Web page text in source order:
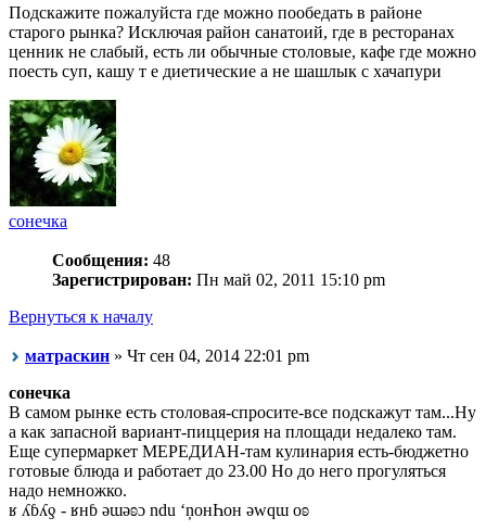
Подскажите пожалуйста где можно пообедать в районе
старого рынка? Исключая район санатоий, где в ресторанах
ценник не слабый, есть ли обычные столовые, кафе где можно
поесть суп, кашу т е диетические а не шашлык с хачапури
сонечка
Сообщения: 48
Зарегистрирован: Пн май 02, 2011 15:10 pm
Вернуться к началу
матраскин » Чт сен 04, 2014 22:01 pm
сонечка
В самом рынке есть столовая-спросите-все подскажут там...Ну
а как запасной вариант-пиццерия на площади недалеко там.
Еще супермаркет МЕРЕДИАН-там кулинария есть-бюджетно
готовые блюда и работает до 23.00 Но до него прогуляться
надо немножко.
ʁ ʎɓʎƍ - ʁнɓ ǝɯǝʚɔ ndu ‘ņонҺон ǝwqɯ оʚ